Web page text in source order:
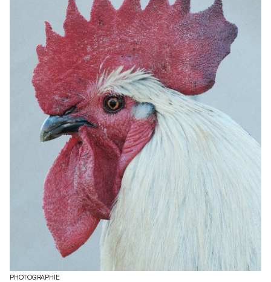
PHOTOGRAPHIE